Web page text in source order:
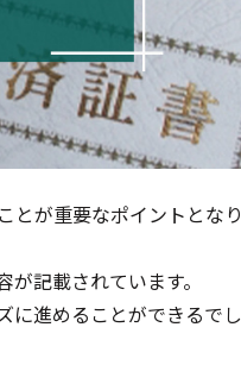
とが重要なポイントとなり
記載されています。
に進めることができるでし